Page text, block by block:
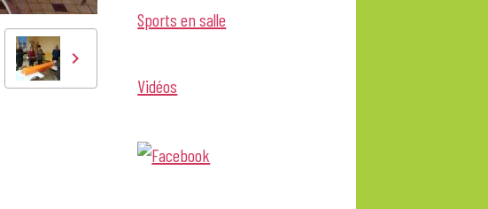
Sports en salle
Vidéos